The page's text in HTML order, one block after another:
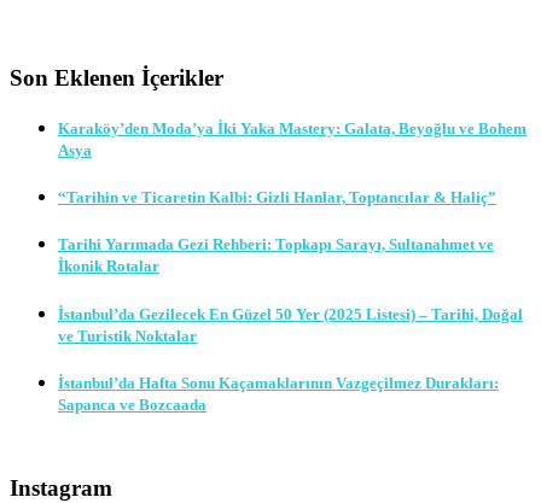
Son Eklenen İçerikler
Karaköy’den Moda’ya İki Yaka Mastery: Galata, Beyoğlu ve Bohem
Asya
“Tarihin ve Ticaretin Kalbi: Gizli Hanlar, Toptancılar & Haliç”
Tarihi Yarımada Gezi Rehberi: Topkapı Sarayı, Sultanahmet ve
İkonik Rotalar
İstanbul’da Gezilecek En Güzel 50 Yer (2025 Listesi) – Tarihi, Doğal
ve Turistik Noktalar
İstanbul’da Hafta Sonu Kaçamaklarının Vazgeçilmez Durakları:
Sapanca ve Bozcaada
Instagram